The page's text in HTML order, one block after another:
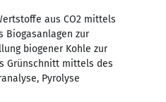
aus CO2 mittels
Biogasanlagen zur
biogener Kohle zur
Grünschnitt mittels des
Pyrolyse